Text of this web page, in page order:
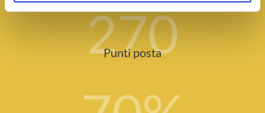
270
Punti posta